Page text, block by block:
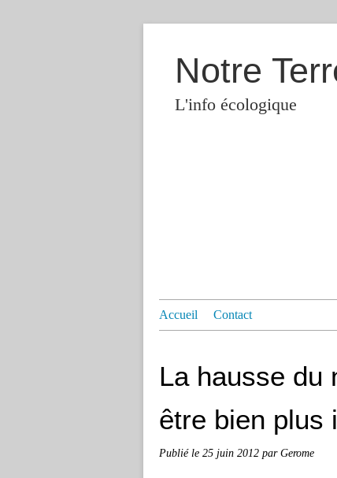
Notre
L'info écologique
Accueil Contact
La hausse du
être bien plus
Publié le 25 juin 2012 par Gerome